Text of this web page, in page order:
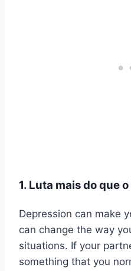
1. Luta mais do que
Depression can make
can change the way
situations. If your
something that you